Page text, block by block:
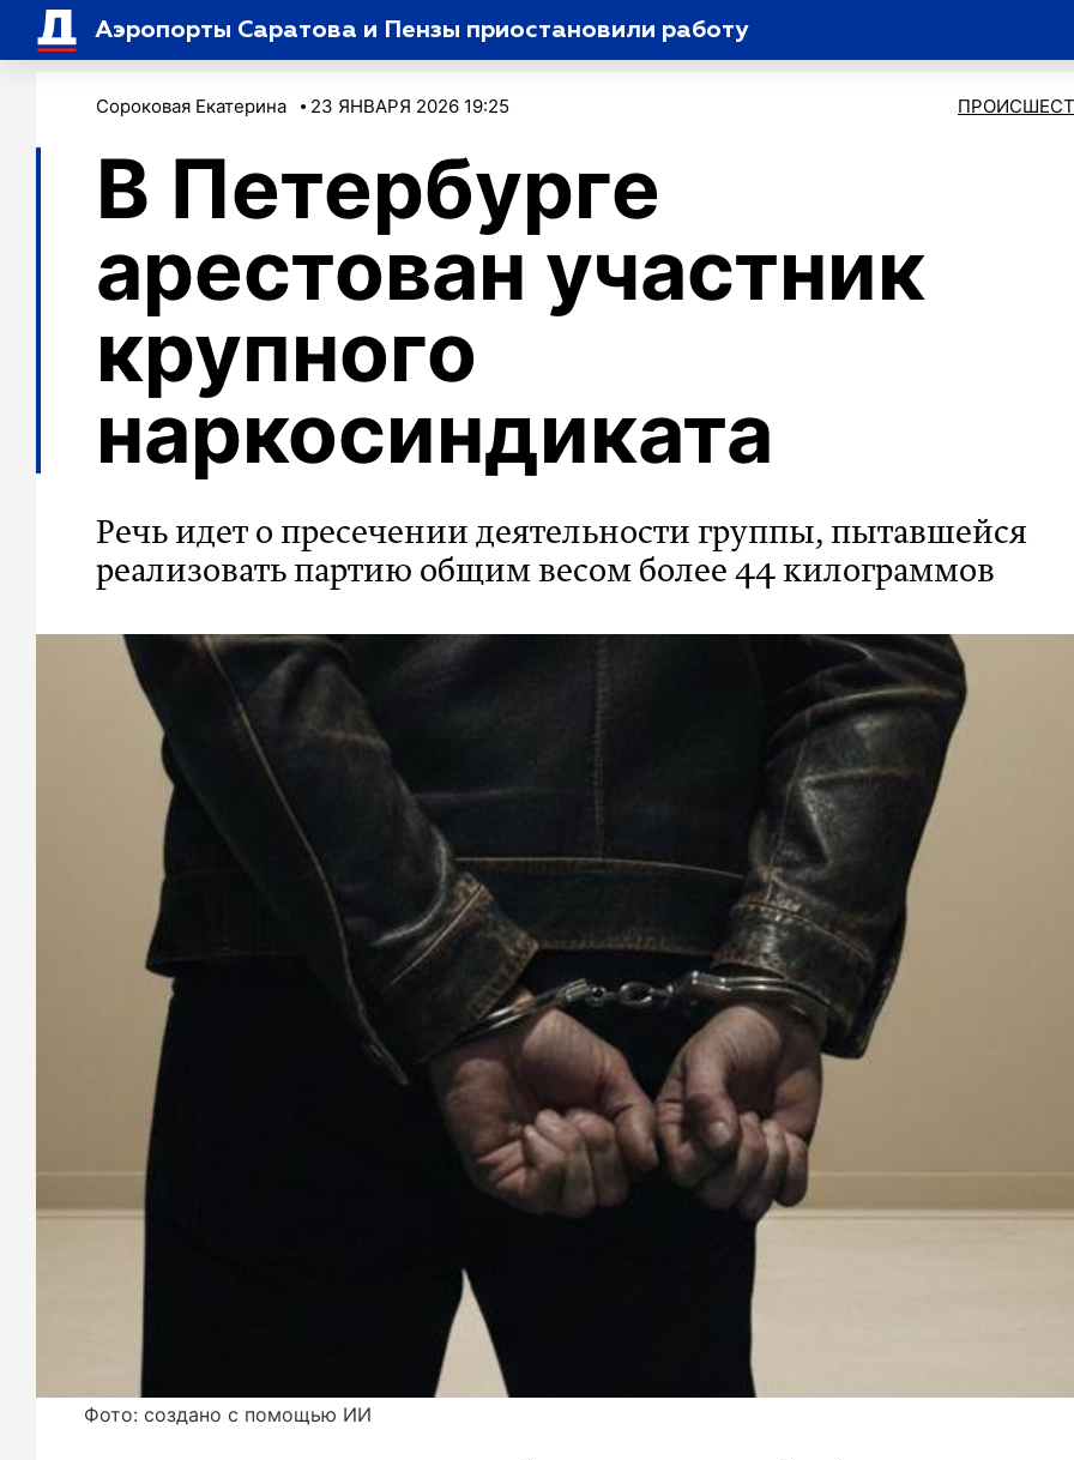
Аэропорты Саратова и Пензы приостановили работу
Сороковая Екатерина 23 ЯНВАРЯ 2026 19:25
В Петербурге
арестован участник
крупного
наркосиндиката
Речь идет о пресечении деятельности группы, пытавшейся
реализовать партию общим весом более 44 килограммов
Фото: создано с помощью ИИ